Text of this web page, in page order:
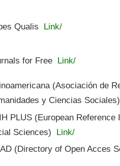
Qualis Link/
for Free Link/
(Asociación de
y Ciencias Sociales)
PLUS (European
Sciences)
Link/
(Directory of Open Acces